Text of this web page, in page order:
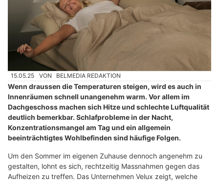
15.05.25 VON BELMEDIA REDAKTION
Wenn draussen die Temperaturen steigen, wird es auch in
Innenräumen schnell unangenehm warm. Vor allem im
Dachgeschoss machen sich Hitze und schlechte Luftqualität
deutlich bemerkbar. Schlafprobleme in der Nacht,
Konzentrationsmangel am Tag und ein allgemein
beeinträchtigtes Wohlbefinden sind häufige Folgen.
Um den Sommer im eigenen Zuhause dennoch angenehm zu
gestalten, lohnt es sich, rechtzeitig Massnahmen gegen das
Aufheizen zu treffen. Das Unternehmen Velux zeigt, welche